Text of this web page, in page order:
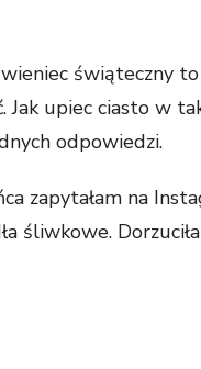
świąteczny to
Jak upiec ciasto w
odpowiedzi.
zapytałam na
śliwkowe.